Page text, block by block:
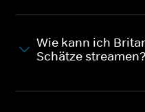
Wie kann ich
Schätze streamen?